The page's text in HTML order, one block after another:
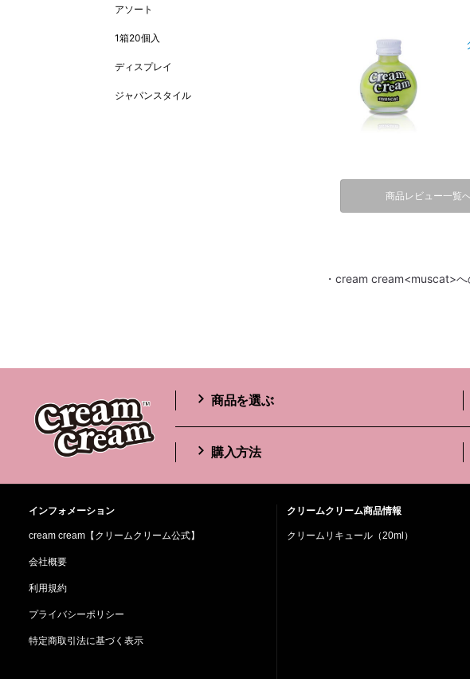
アソート
1箱20個入
ディスプレイ
ジャパンスタイル
商品レビュー一覧
・cream cream<muscat>へ
商品を選ぶ
購入方法
インフォメーション
cream cream【クリームクリーム公式】
会社概要
利用規約
プライバシーポリシー
特定商取引法に基づく表示
クリームクリーム商品情報
クリームリキュール（20ml）